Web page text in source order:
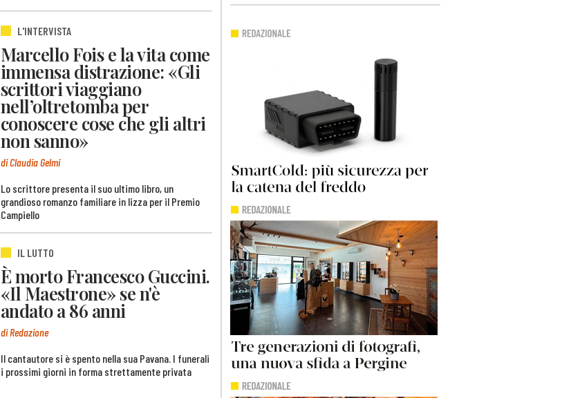
L'INTERVISTA
Marcello Fois e la vita come
immensa distrazione: «Gli
scrittori viaggiano
nell’oltretomba per
conoscere cose che gli altri
non sanno»
di Claudia Gelmi
Lo scrittore presenta il suo ultimo libro, un
grandioso romanzo familiare in lizza per il Premio
Campiello
IL LUTTO
È morto Francesco Guccini.
«Il Maestrone» se n'è
andato a 86 anni
di Redazione
Il cantautore si è spento nella sua Pavana. I funerali
i prossimi giorni in forma strettamente privata